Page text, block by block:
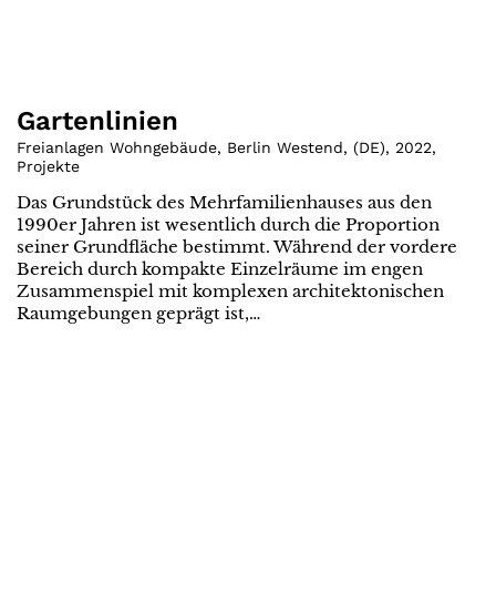
Gartenlinien
Freianlagen Wohngebäude, Berlin Westend, (DE), 2022,
Projekte
Das Grundstück des Mehrfamilienhauses aus den
1990er Jahren ist wesentlich durch die Proportion
seiner Grundfläche bestimmt. Während der vordere
Bereich durch kompakte Einzelräume im engen
Zusammenspiel mit komplexen architektonischen
Raumgebungen geprägt ist,…